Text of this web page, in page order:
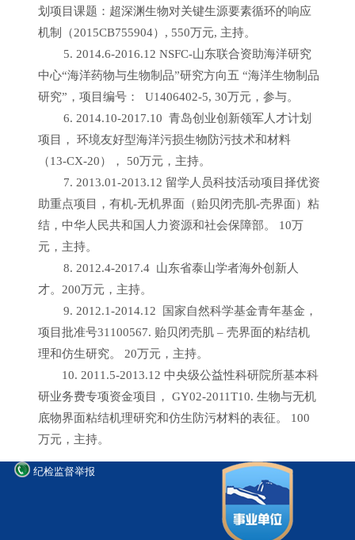
划项目课题：超深渊生物对关键生源要素循环的响应
机制（2015CB755904）, 550万元, 主持。
5. 2014.6-2016.12 NSFC-山东联合资助海洋研究
中心“海洋药物与生物制品”研究方向五 “海洋生物制品
研究”，项目编号： U1406402-5, 30万元，参与。
6. 2014.10-2017.10 青岛创业创新领军人才计划
项目， 环境友好型海洋污损生物防污技术和材料
（13-CX-20）， 50万元，主持。
7. 2013.01-2013.12 留学人员科技活动项目择优资
助重点项目，有机-无机界面（贻贝闭壳肌-壳界面）粘
结，中华人民共和国人力资源和社会保障部。 10万
元，主持。
8. 2012.4-2017.4山东省泰山学者海外创新人
才。 200万元，主持。
9. 2012.1-2014.12 国家自然科学基金青年基金，
项目批准号31100567. 贻贝闭壳肌 – 壳界面的粘结机
理和仿生研究。
20万元，主持。
10. 2011.5-2013.12 中央级公益性科研院所基本科
研业务费专项资金项目， GY02-2011T10. 生物与无机
底物界面粘结机理研究和仿生防污材料的表征。 100
万元，主持。
纪检监督举报